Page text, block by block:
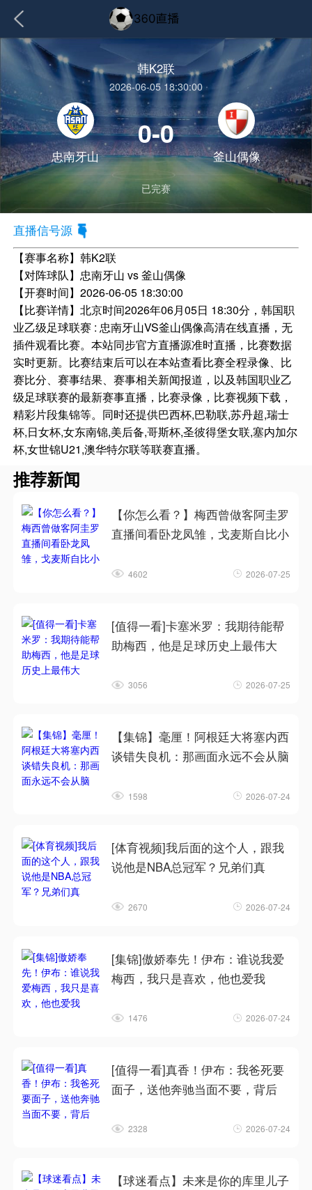
韩K2联
2026-06-05 18:30:00
忠南牙山
0-0
釜山偶像
已完赛
直播信号源
【赛事名称】韩K2联
【对阵球队】忠南牙山 vs 釜山偶像
【开赛时间】2026-06-05 18:30:00
【比赛详情】北京时间2026年06月05日 18:30分，韩国职
业乙级足球联赛 : 忠南牙山VS釜山偶像高清在线直播，无
插件观看比赛。本站同步官方直播源准时直播，比赛数据
实时更新。比赛结束后可以在本站查看比赛全程录像、比
赛比分、赛事结果、赛事相关新闻报道，以及韩国职业乙
级足球联赛的最新赛事直播，比赛录像，比赛视频下载，
精彩片段集锦等。同时还提供巴西杯,巴勒联,苏丹超,瑞士
杯,日女杯,女东南锦,美后备,哥斯杯,圣彼得堡女联,塞内加尔
杯,女世锦U21,澳华特尔联等联赛直播。
推荐新闻
【你怎么看？】梅西曾做客阿圭罗
直播间看卧龙凤雏，戈麦斯自比小
4602 2026-07-25
[值得一看]卡塞米罗：我期待能帮
助梅西，他是足球历史上最伟大
3056 2026-07-25
【集锦】毫厘！阿根廷大将塞内西
谈错失良机：那画面永远不会从脑
1598 2026-07-24
[体育视频]我后面的这个人，跟我
说他是NBA总冠军？兄弟们真
2670 2026-07-24
[集锦]傲娇奉先！伊布：谁说我爱
梅西，我只是喜欢，他也爱我
1476 2026-07-24
[值得一看]真香！伊布：我爸死要
面子，送他奔驰当面不要，背后
2328 2026-07-24
【球迷看点】未来是你的库里儿子